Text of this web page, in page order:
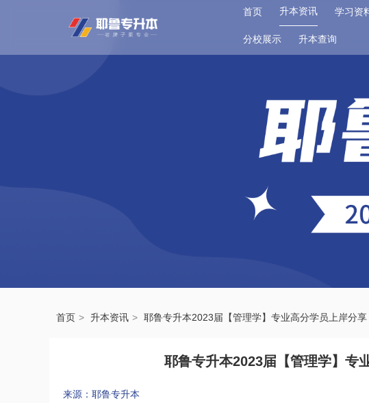
首页 升本资讯 学习资
分校展示 升本查询
首页 升本资讯 耶鲁专升本2023届【管理学】专业高分学员上岸分享
耶鲁专升本2023届【管理学】专
来源：耶鲁专升本